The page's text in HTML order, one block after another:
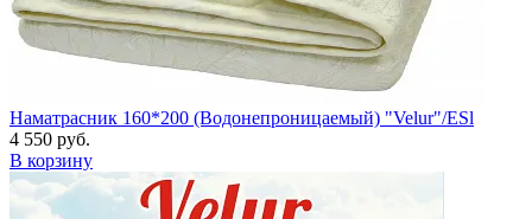
Наматрасник 160*200 (Водонепроницаемый) "Velur"/ESl
4 550 руб.
В корзину